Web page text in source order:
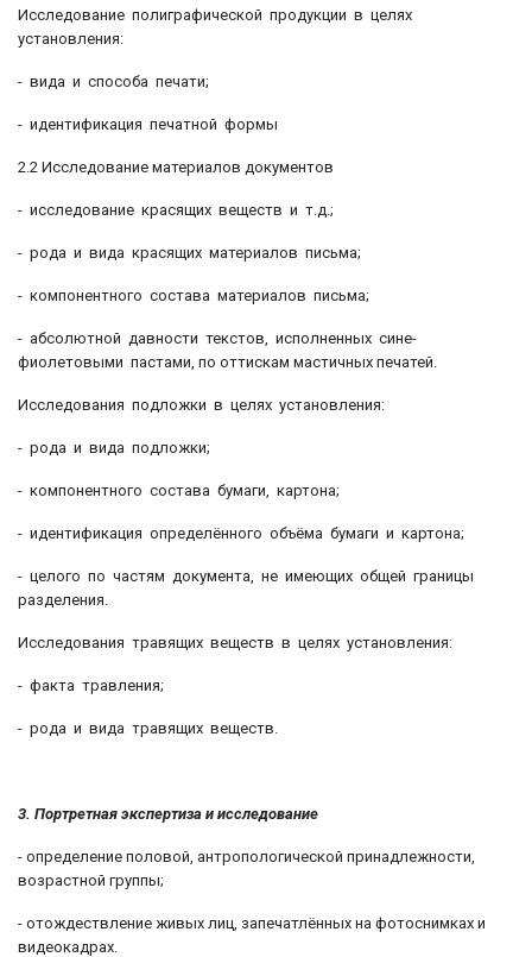
Исследование полиграфической продукции в целях
установления:
- вида и способа печати;
- идентификация печатной формы
2.2 Исследование материалов документов
- исследование красящих веществ и т.д.;
- рода и вида красящих материалов письма;
- компонентного состава материалов письма;
- абсолютной давности текстов, исполненных сине-
фиолетовыми пастами, по оттискам мастичных печатей.
Исследования подложки в целях установления:
- рода и вида подложки;
- компонентного состава бумаги, картона;
- идентификация определённого объёма бумаги и картона;
- целого по частям документа, не имеющих общей границы
разделения.
Исследования травящих веществ в целях установления:
- факта травления;
- рода и вида травящих веществ.
3. Портретная экспертиза и исследование
- определение половой, антропологической принадлежности,
возрастной группы;
- отождествление живых лиц, запечатлённых на фотоснимках и
видеокадрах.